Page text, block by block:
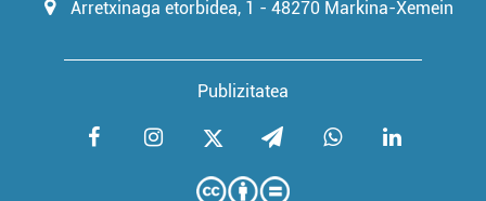
Arretxinaga etorbidea, 1 - 48270 Markina-Xemein
Publizitatea